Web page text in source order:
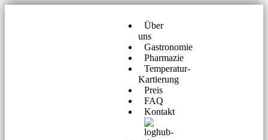
Über
uns
Gastronomie
Pharmazie
Temperatur-
Kartierung
Preis
FAQ
Kontakt